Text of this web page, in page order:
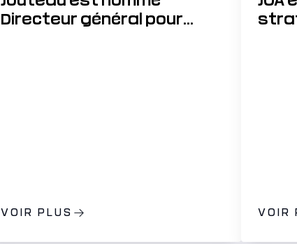
Directeur général pour
VOIR PLUS VOIR